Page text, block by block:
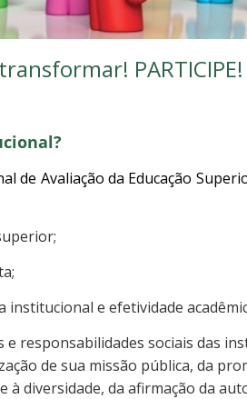
PARTICIPE!
de Avaliação da Educação
e efetividade
responsabilidades sociais das
de sua missão pública, da
diversidade, da afirmação da